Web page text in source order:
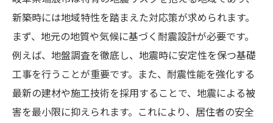
新築時には地域特性を踏まえた対応策が求められます。
まず、地元の地質や気候に基づく耐震設計が必要です。
例えば、地盤調査を徹底し、地震時に安定性を保つ基礎
工事を行うことが重要です。また、耐震性能を強化する
最新の建材や施工技術を採用することで、地震による被
害を最小限に抑えられます。これにより、居住者の安全